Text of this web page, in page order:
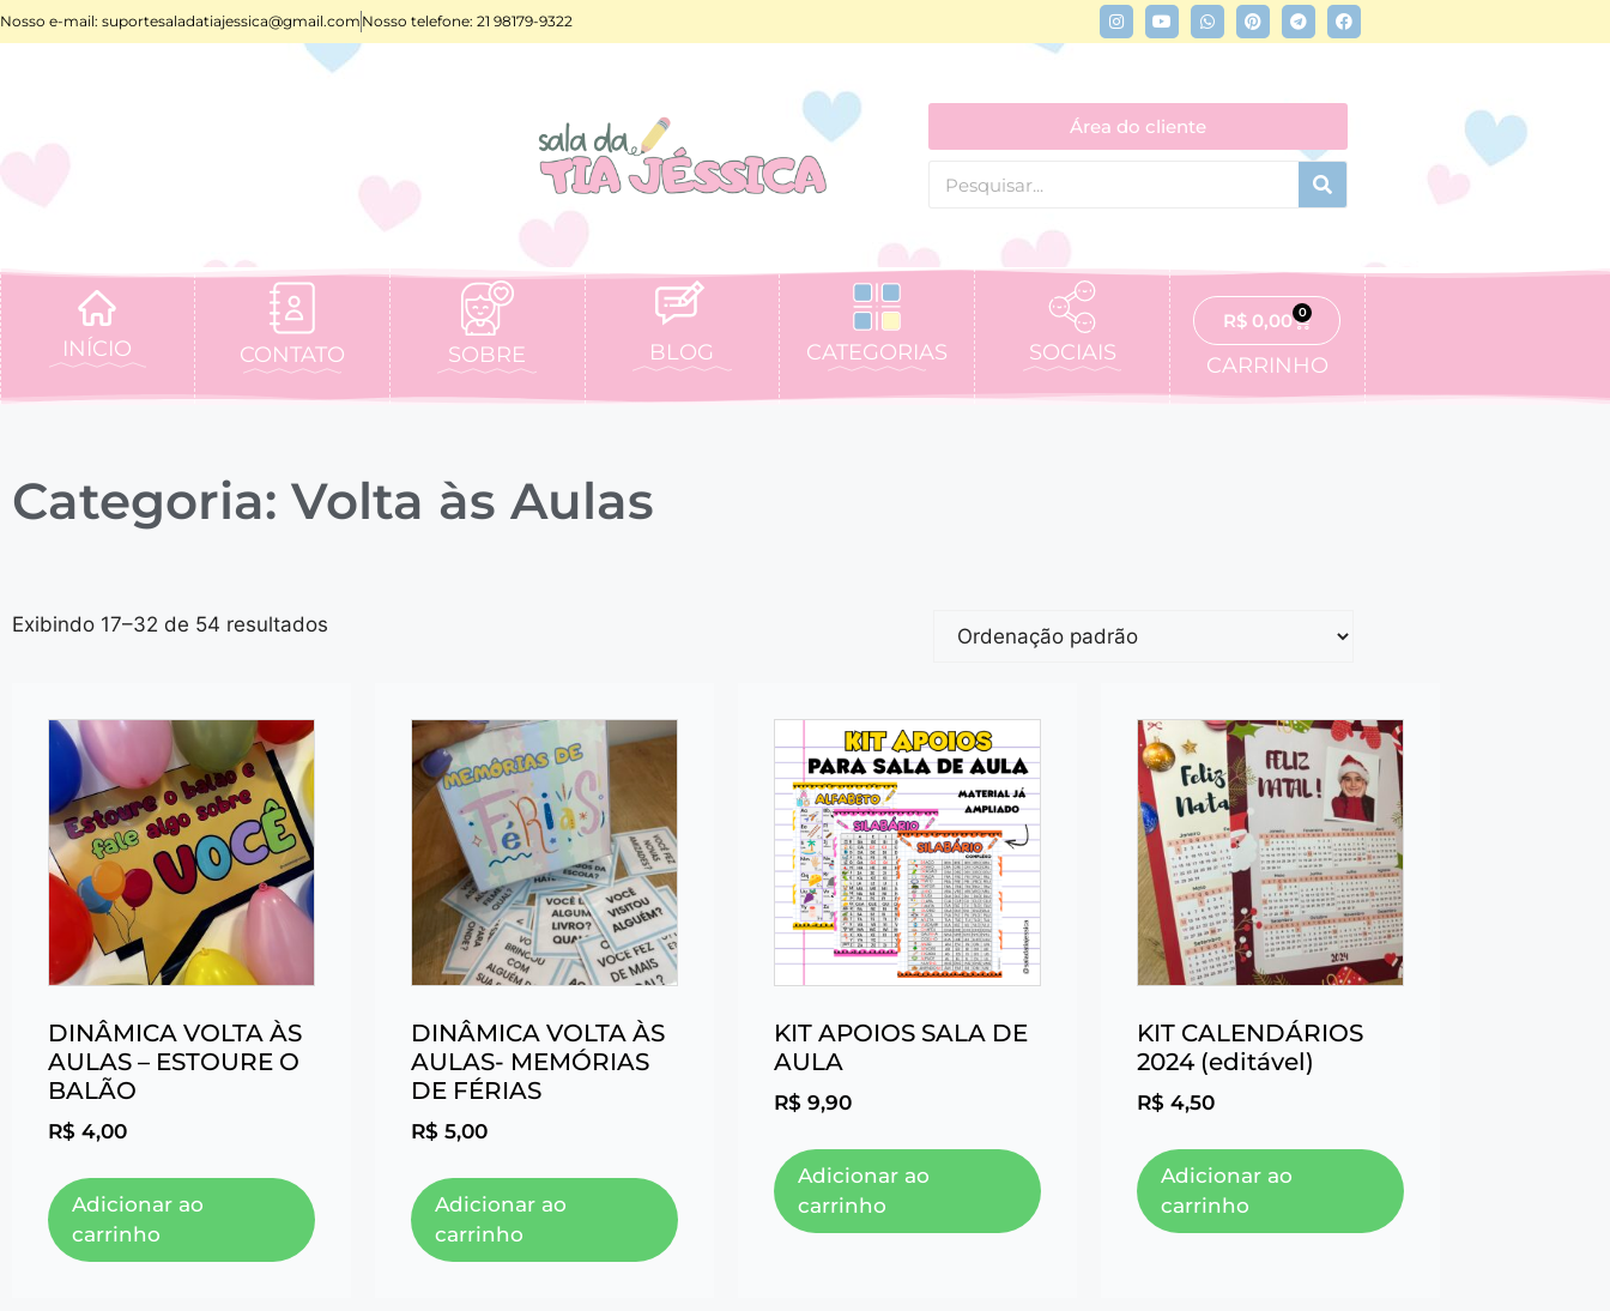
Nosso e-mail: suportesaladatiajessica@gmail.com Nosso telefone: 21 98179-9322
Área do cliente
INÍCIO CONTATO SOBRE BLOG CATEGORIAS SOCIAIS
R$ 0,00 0
CARRINHO
Categoria: Volta às Aulas
Exibindo 17–32 de 54 resultados
DINÂMICA VOLTA ÀS
AULAS – ESTOURE O
BALÃO
R$ 4,00
Adicionar ao
carrinho
DINÂMICA VOLTA ÀS
AULAS- MEMÓRIAS
DE FÉRIAS
R$ 5,00
Adicionar ao
carrinho
KIT APOIOS SALA DE
AULA
R$ 9,90
Adicionar ao
carrinho
KIT CALENDÁRIOS
2024 (editável)
R$ 4,50
Adicionar ao
carrinho